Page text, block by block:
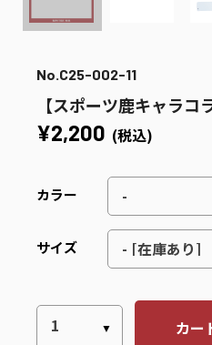
No.C25-002-11
【スポーツ鹿キャラ
¥2,200 (税込)
カラー
サイズ
カー